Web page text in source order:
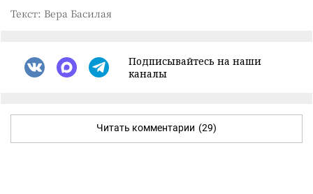
Текст: Вера Басилая
Подписывайтесь на наши
каналы
Читать комментарии (29)